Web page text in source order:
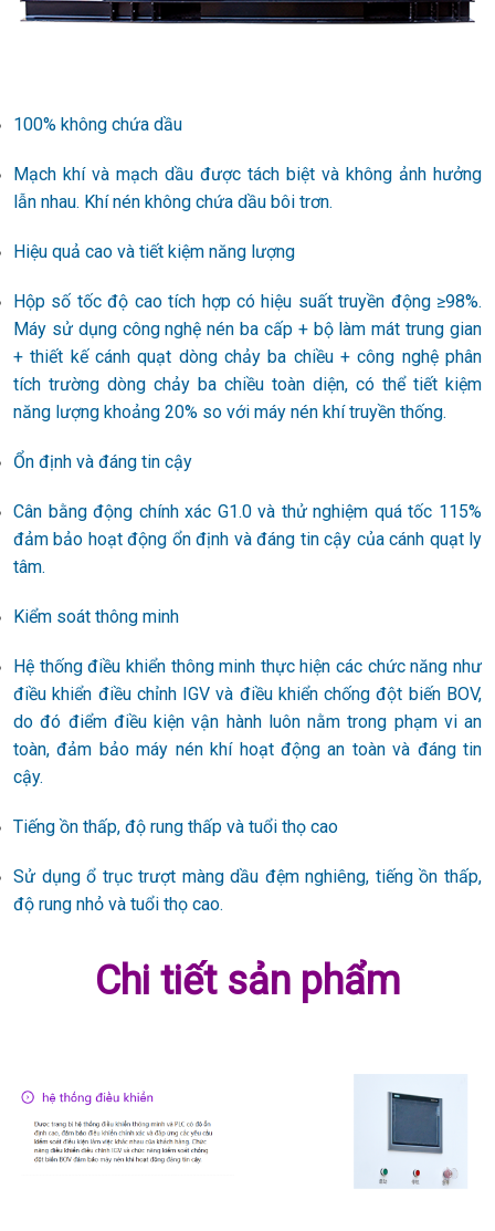
100% không chứa dầu
Mạch khí và mạch dầu được tách biệt và không ảnh hưởng
lẫn nhau. Khí nén không chứa dầu bôi trơn.
Hiệu quả cao và tiết kiệm năng lượng
Hộp số tốc độ cao tích hợp có hiệu suất truyền động ≥98%.
Máy sử dụng công nghệ nén ba cấp + bộ làm mát trung gian
+ thiết kế cánh quạt dòng chảy ba chiều + công nghệ phân
tích trường dòng chảy ba chiều toàn diện, có thể tiết kiệm
năng lượng khoảng 20% ​​so với máy nén khí truyền thống.
Ổn định và đáng tin cậy
Cân bằng động chính xác G1.0 và thử nghiệm quá tốc 115%
đảm bảo hoạt động ổn định và đáng tin cậy của cánh quạt ly
tâm.
Kiểm soát thông minh
Hệ thống điều khiển thông minh thực hiện các chức năng như
điều khiển điều chỉnh IGV và điều khiển chống đột biến BOV,
do đó điểm điều kiện vận hành luôn nằm trong phạm vi an
toàn, đảm bảo máy nén khí hoạt động an toàn và đáng tin
cậy.
Tiếng ồn thấp, độ rung thấp và tuổi thọ cao
Sử dụng ổ trục trượt màng dầu đệm nghiêng, tiếng ồn thấp,
độ rung nhỏ và tuổi thọ cao.
Chi tiết sản phẩm